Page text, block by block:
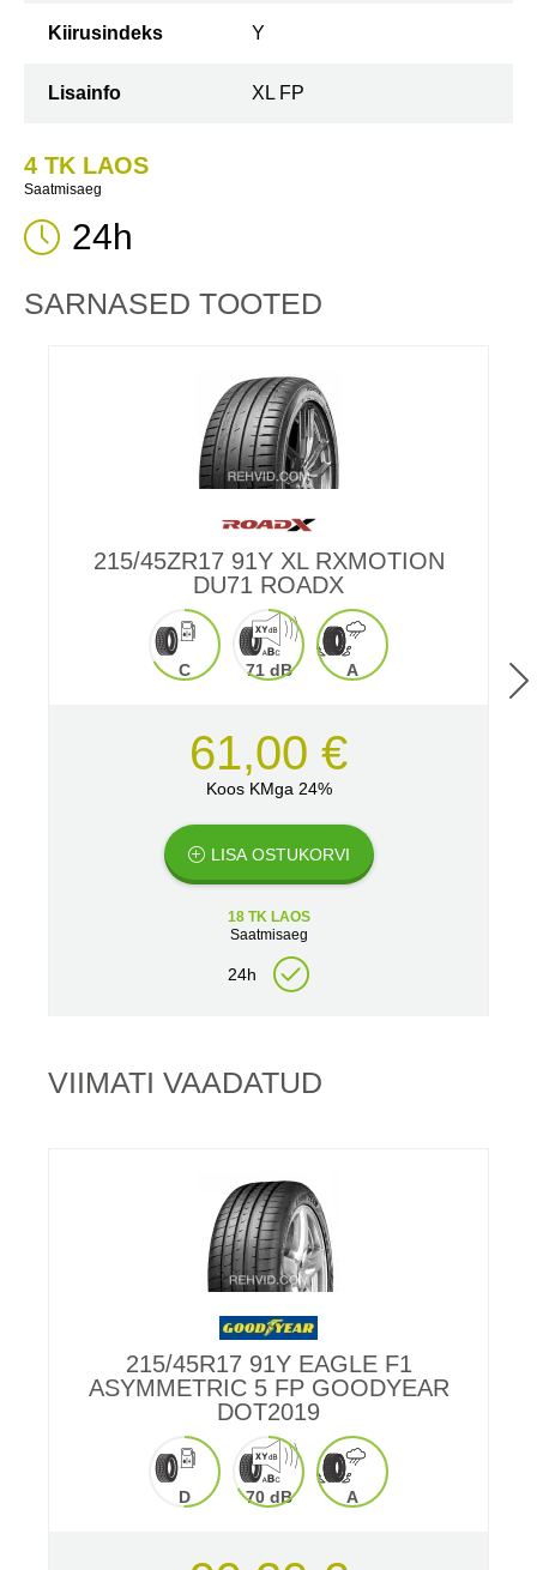
Kiirusindeks Y
Lisainfo XL FP
4 TK LAOS
Saatmisaeg
24h
SARNASED TOOTED
215/45ZR17 91Y XL RXMOTION
DU71 ROADX
C 71 dB A
61,00 €
Koos KMga 24%
LISA OSTUKORVI
18 TK LAOS
Saatmisaeg
24h
VIIMATI VAADATUD
215/45R17 91Y EAGLE F1
ASYMMETRIC 5 FP GOODYEAR
DOT2019
D 70 dB A